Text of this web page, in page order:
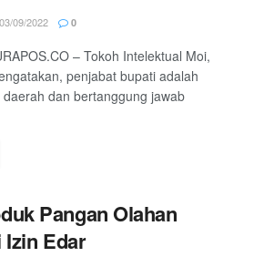
09/2022 0
– Tokoh Intelektual Moi,
penjabat bupati adalah
dan bertanggung jawab
Pangan Olahan
Edar